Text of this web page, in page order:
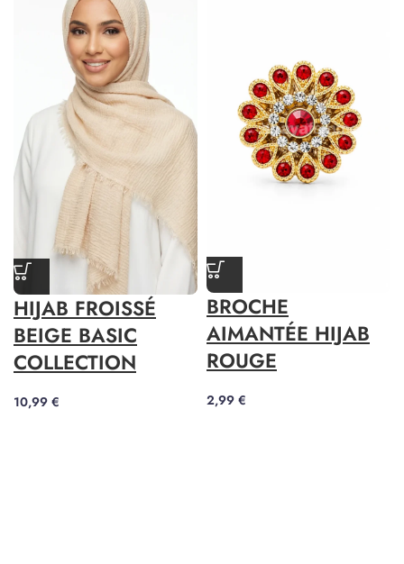
HIJAB FROISSÉ
BEIGE BASIC
COLLECTION
10,99 €
BROCHE
AIMANTÉE HIJAB
ROUGE
2,99 €